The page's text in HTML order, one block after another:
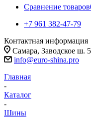
Сравнение товаров
+7 961 382-47-79
Контактная информация
Самара, Заводское ш.
info@euro-shina.pro
Главная
-
Каталог
-
Шины